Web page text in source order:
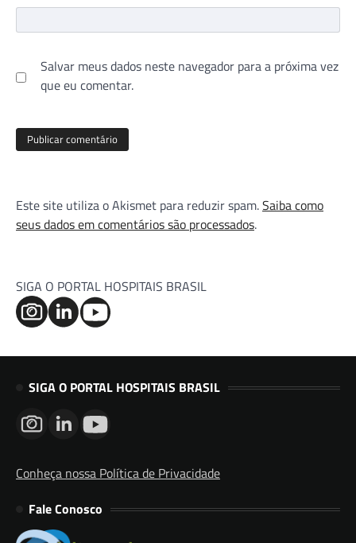
Salvar meus dados neste navegador para a próxima vez
que eu comentar.
Este site utiliza o Akismet para reduzir spam.Saiba como
seus dados em comentários são processados.
SIGA O PORTAL HOSPITAIS BRASIL
SIGA O PORTAL HOSPITAIS BRASIL
Conheça nossa Política de Privacidade
Fale Conosco